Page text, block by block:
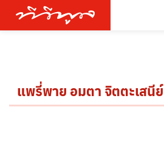
แพรี่พาย อมตา จิตตะเสนีย์